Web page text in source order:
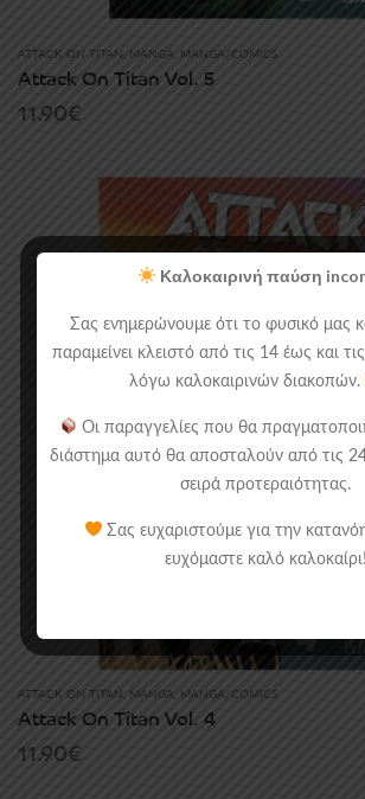
ATTACK ON TITAN , MANGA MANGA/COMICS
Attack On Titan Vol. 5
11.90€
ATTACK ON TITAN , MANGA MANGA/COMICS
Attack On Titan Vol. 4
11.90€
Καλοκαιρινή παύση
Σας ενημερώνουμε ότι το φυσικό μας
παραμείνει κλειστό από τις 14 έως και
λόγω καλοκαιρινών διακοπών.
Οι παραγγελίες που θα
διάστημα αυτό θα αποσταλούν από τις
σειρά προτεραιότητας.
Σας ευχαριστούμε για την
ευχόμαστε καλό καλοκαίρι!